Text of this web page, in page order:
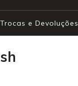
Trocas e Devoluções